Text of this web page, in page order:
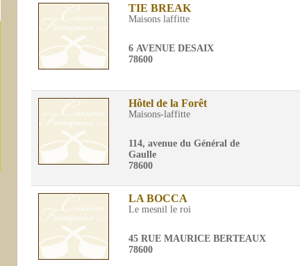
TIE BREAK
Maisons laffitte
6 AVENUE DESAIX
78600
Hôtel de la Forêt
Maisons-laffitte
114, avenue du Général de
Gaulle
78600
LA BOCCA
Le mesnil le roi
45 RUE MAURICE BERTEAUX
78600